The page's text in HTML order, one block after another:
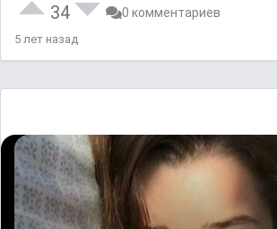
34 0 комментариев
5 лет назад